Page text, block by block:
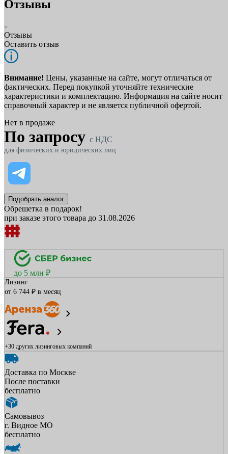
Отзывы
Отзывы
Оставить отзыв
Внимание! Цены, указанные на сайте, могут отличаться от
фактических. Перед покупкой уточняйте технические
характеристики и комплектацию. Информация на сайте носит
справочный характер и не является публичной офертой.
Нет в продаже
По запросу c НДС
для физических и юридических лиц
Подобрать аналог
Обрешетка в подарок!
при заказе этого товара до 31.08.2026
до 5 млн ₽
Лизинг
от 6 744 ₽ в месяц
+30 других лизинговых компаний
Доставка по Москве
После поставки
бесплатно
Самовывоз
г. Видное МО
бесплатно